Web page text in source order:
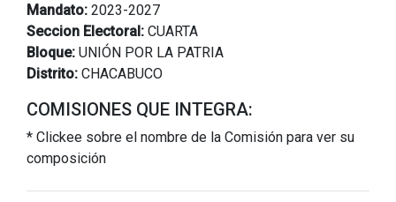
Mandato: 2023-2027
Seccion Electoral: CUARTA
Bloque: UNIÓN POR LA PATRIA
Distrito: CHACABUCO
COMISIONES QUE INTEGRA:
* Clickee sobre el nombre de la Comisión para ver su
composición